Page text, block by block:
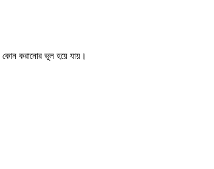
করানোর ভুল হয়ে যায়।